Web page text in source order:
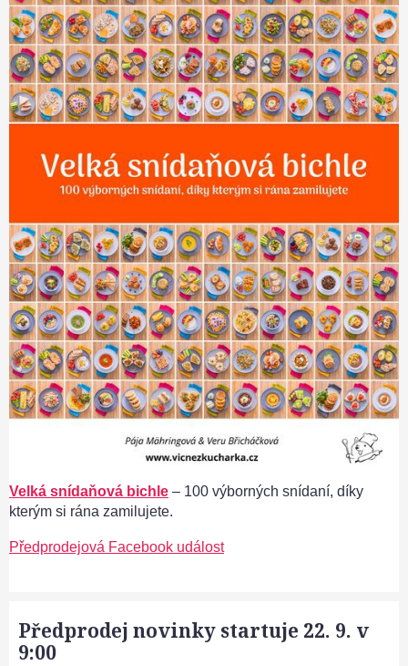
Velká snídaňová bichle – 100 výborných snídaní, díky
kterým si rána zamilujete.
Předprodejová Facebook událost
Předprodej novinky startuje 22. 9. v
9:00